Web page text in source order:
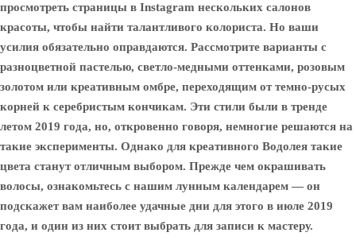
просмотреть страницы в Instagram нескольких салонов
красоты, чтобы найти талантливого колориста. Но ваши
усилия обязательно оправдаются. Рассмотрите варианты с
разноцветной пастелью, светло-медными оттенками, розовым
золотом или креативным омбре, переходящим от темно-русых
корней к серебристым кончикам. Эти стили были в тренде
летом 2019 года, но, откровенно говоря, немногие решаются на
такие эксперименты. Однако для креативного Водолея такие
цвета станут отличным выбором. Прежде чем окрашивать
волосы, ознакомьтесь с нашим лунным календарем — он
подскажет вам наиболее удачные дни для этого в июле 2019
года, и один из них стоит выбрать для записи к мастеру.